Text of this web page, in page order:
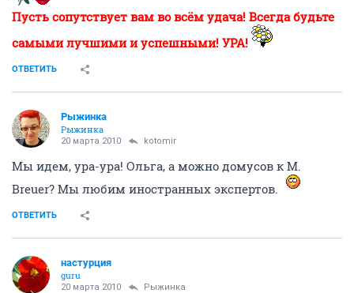
Пусть сопутствует вам во всём удача! Всегда будьте
самыми лучшими и успешными! УРА!
ОТВЕТИТЬ
Рыжинка
Рыжинка
20 марта 2010 kotomir
Мы идем, ура-ура! Ольга, а можно домусов к M.
Breuer? Мы любим иностранных экспертов.
ОТВЕТИТЬ
настурция
guru
20 марта 2010 Рыжинка